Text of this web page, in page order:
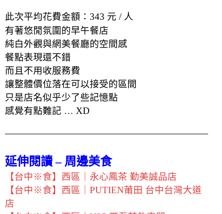
此次平均花費金額：343 元 / 人
有著悠閒氛圍的早午餐店
純白外觀與網美餐廳的空間感
餐點表現還不錯
而且不用收服務費
讓整體價位落在可以接受的區間
只是店名似乎少了些記憶點
感覺有點難記 … XD
延伸閱讀 – 周邊美食
【台中※食】西區｜永心鳳茶 勤美誠品店
【台中※食】西區｜PUTIEN莆田 台中台灣大道
店